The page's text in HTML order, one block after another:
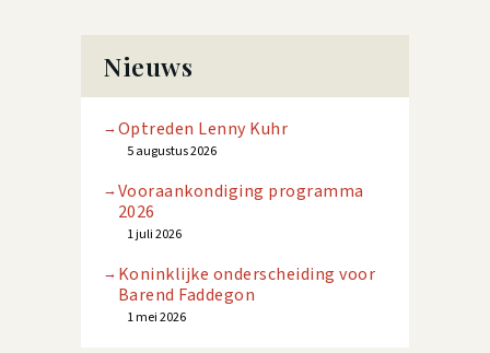
Nieuws
Optreden Lenny Kuhr
5 augustus 2026
Vooraankondiging programma
2026
1 juli 2026
Koninklijke onderscheiding voor
Barend Faddegon
1 mei 2026